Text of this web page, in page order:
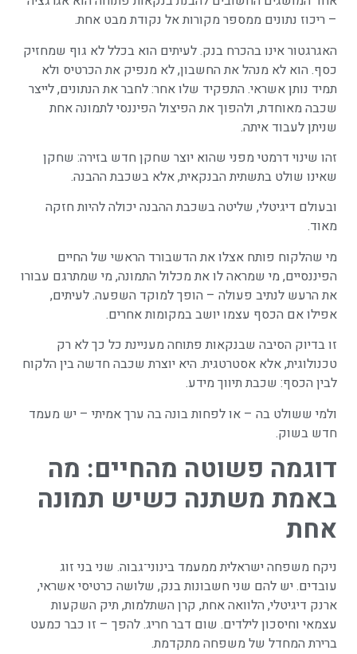
– ריכוז נתונים ממספר מקורות אל נקודת מבט אחת.
האגרגטור אינו בהכרח בנק. לעיתים הוא בכלל לא גוף שמחזיק
כסף. הוא לא מנהל את החשבון, לא מנפיק את הכרטיס ולא
תמיד נותן אשראי. התפקיד שלו אחר: לחבר את הנתונים, לייצר
שכבה מאוחדת, ולהפוך את הפיצול הפיננסי לתמונה אחת
שניתן לעבוד איתה.
זהו שינוי דרמטי מפני שהוא יוצר שחקן חדש בזירה: שחקן
שאינו שולט בתשתית הבנקאית, אלא בשכבת ההבנה.
ובעולם דיגיטלי, שליטה בשכבת ההבנה יכולה להיות חזקה
מאוד.
מי שהלקוח פותח אצלו את הדשבורד הראשי של החיים
הפיננסיים, מי שמראה לו את מכלול התמונה, מי שמתרגם עבורו
את הרעש לנתיב פעולה – הופך למוקד השפעה. לעיתים,
אפילו אם הכסף עצמו יושב במקומות אחרים.
זו בדיוק הסיבה שבנקאות פתוחה מעניינת כל כך לא רק
טכנולוגית, אלא אסטרטגית. היא יוצרת שכבה חדשה בין הלקוח
לבין הכסף: שכבת תיווך מידע.
ולמי ששולט בה – או לפחות בונה בה ערך אמיתי – יש מעמד
חדש בשוק.
דוגמה פשוטה מהחיים: מה
באמת משתנה כשיש תמונה
אחת
ניקח משפחה ישראלית ממעמד בינוני־גבוה. שני בני זוג
עובדים. יש להם שני חשבונות בנק, שלושה כרטיסי אשראי,
ארנק דיגיטלי, הלוואה אחת, קרן השתלמות, תיק השקעות
עצמאי וחיסכון לילדים. שום דבר חריג. להפך – זו כבר כמעט
ברירת המחדל של משפחה מתקדמת.